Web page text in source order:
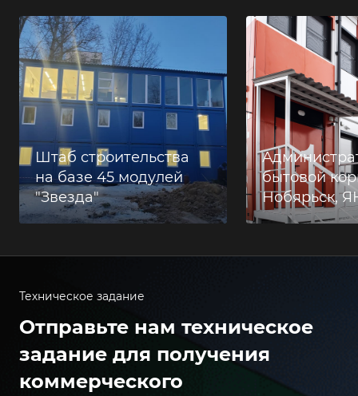
Штаб строительства
на базе 45 модулей
"Звезда"
бытовой
Нобярьск,
Техническое задание
Отправьте нам техническое
задание для получения
коммерческого